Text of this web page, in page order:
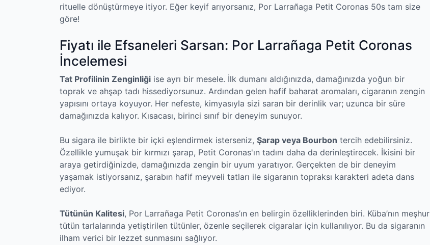
rituelle dönüştürmeye itiyor. Eğer keyif arıyorsanız, Por Larrañaga Petit Coronas 50s tam size
göre!
Fiyatı ile Efsaneleri Sarsan: Por Larrañaga Petit Coronas
İncelemesi
Tat Profilinin Zenginliği ise ayrı bir mesele. İlk dumanı aldığınızda, damağınızda yoğun bir
toprak ve ahşap tadı hissediyorsunuz. Ardından gelen hafif baharat aromaları, cigaranın zengin
yapısını ortaya koyuyor. Her nefeste, kimyasıyla sizi saran bir derinlik var; uzunca bir süre
damağınızda kalıyor. Kısacası, birinci sınıf bir deneyim sunuyor.
Bu sigara ile birlikte bir içki eşlendirmek isterseniz, Şarap veya Bourbon tercih edebilirsiniz.
Özellikle yumuşak bir kırmızı şarap, Petit Coronas'ın tadını daha da derinleştirecek. İkisini bir
araya getirdiğinizde, damağınızda zengin bir uyum yaratıyor. Gerçekten de bir deneyim
yaşamak istiyorsanız, şarabın hafif meyveli tatları ile sigaranın topraksı karakteri adeta dans
ediyor.
Tütünün Kalitesi, Por Larrañaga Petit Coronas’ın en belirgin özelliklerinden biri. Küba’nın meşhur
tütün tarlalarında yetiştirilen tütünler, özenle seçilerek cigaralar için kullanılıyor. Bu da sigaranın
ilham verici bir lezzet sunmasını sağlıyor.